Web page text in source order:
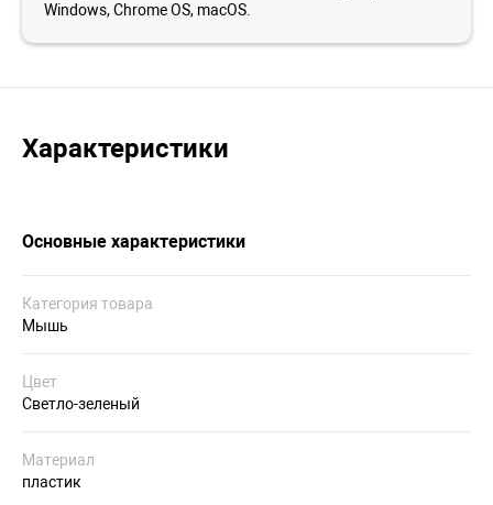
Windows, Chrome OS, macOS.
Характеристики
Основные характеристики
Категория товара
Мышь
Цвет
Светло-зеленый
Материал
пластик